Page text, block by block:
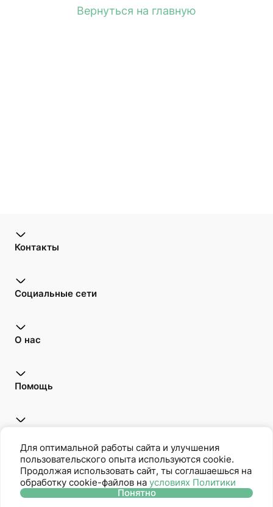
Вернуться на главную
Контакты
Социальные сети
О нас
Помощь
Oriflame является членом Ассоциации Прямых Продаж
Для оптимальной работы сайта и улучшения
пользовательского опыта используются cookie.
Продолжая использовать сайт, ты соглашаешься на
обработку cookie-файлов на условиях Политики
Понятно